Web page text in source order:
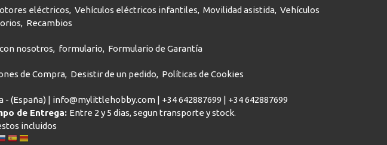
eléctricos Vehículos eléctricos infantiles Movilidad asistida Vehículos
Recambios
nosotros formulario Formulario de Garantía
de Compra Desistir de un pedido Políticas de Cookies
- (España) | info@mylittlehobby.com | +34 642887699 | +34 642887699
de Entrega: Entre 2 y 5 dias, segun transporte y stock.
incluidos